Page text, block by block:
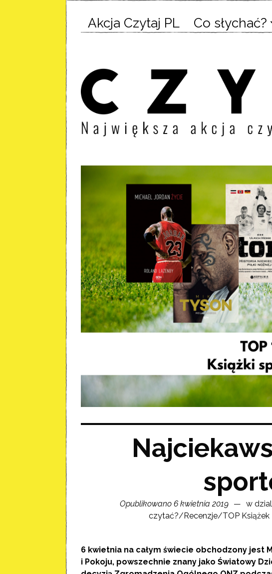
Akcja Czytaj PL Co słychać?
Opublikowano 6 kwietnia 2019 w
czytać?/ Recenzje/TOP Książek
6 kwietnia na całym świecie obchodzony jest
i Pokoju, powszechnie znany jako Światowy